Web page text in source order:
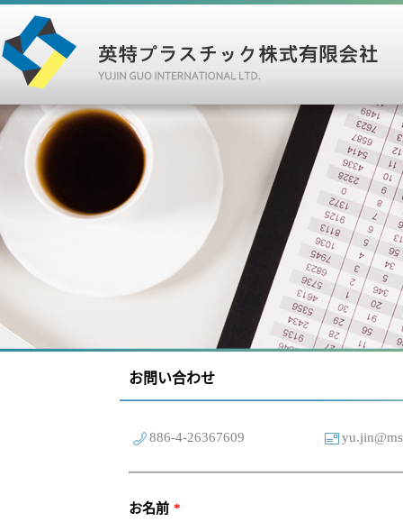
お問い合わせ
886-4-26367609
お名前 *